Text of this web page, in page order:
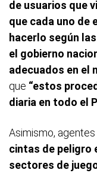
de usuarios que
que cada uno de
hacerlo según
el gobierno
adecuados en el
que “estos
diaria en todo el
Asimismo,
cintas de peligro
sectores de